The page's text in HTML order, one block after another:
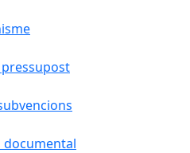
documental